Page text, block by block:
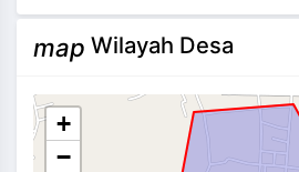
map Wilayah Desa
+
−